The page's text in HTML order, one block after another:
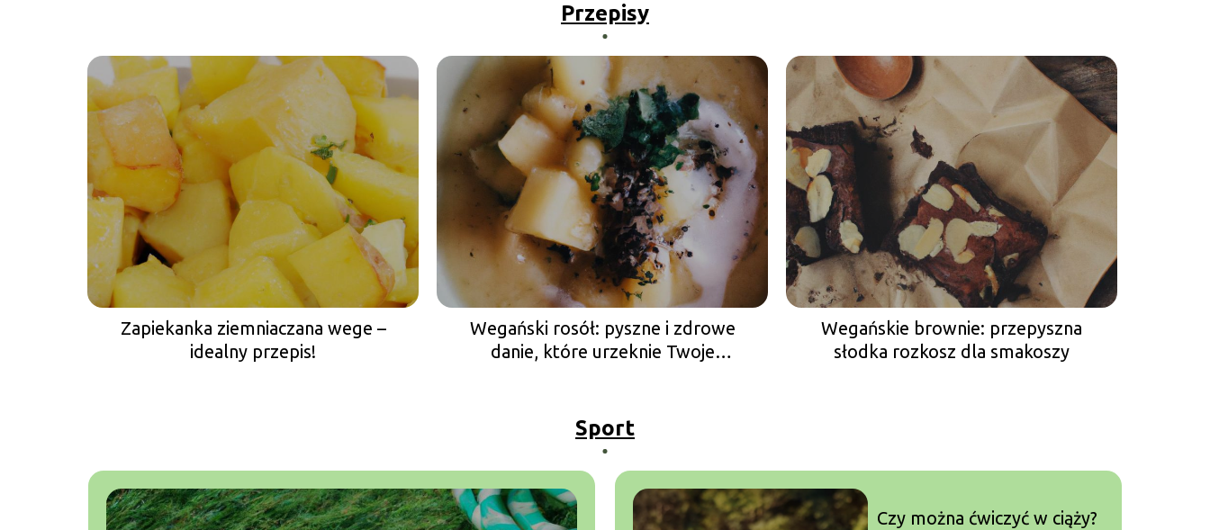
Przepisy
Zapiekanka ziemniaczana wege –
idealny przepis!
Wegański rosół: pyszne i zdrowe
danie, które urzeknie Twoje
Wegańskie brownie: przepyszna
słodka rozkosz dla smakoszy
Sport
Czy można ćwiczyć w ciąży?